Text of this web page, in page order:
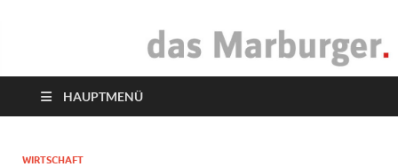
das Marburger.
HAUPTMENÜ
WIRTSCHAFT